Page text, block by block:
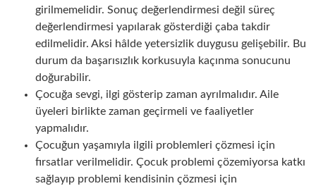
girilmemelidir. Sonuç değerlendirmesi değil süreç
değerlendirmesi yapılarak gösterdiği çaba takdir
edilmelidir. Aksi hâlde yetersizlik duygusu gelişebilir. Bu
durum da başarısızlık korkusuyla kaçınma sonucunu
doğurabilir.
Çocuğa sevgi, ilgi gösterip zaman ayrılmalıdır. Aile
üyeleri birlikte zaman geçirmeli ve faaliyetler
yapmalıdır.
Çocuğun yaşamıyla ilgili problemleri çözmesi için
fırsatlar verilmelidir. Çocuk problemi çözemiyorsa katkı
sağlayıp problemi kendisinin çözmesi için